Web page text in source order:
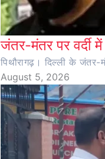
जंतर-मंतर पर वर्दी
पिथौरागढ़। दिल्ली के
August 5, 2026